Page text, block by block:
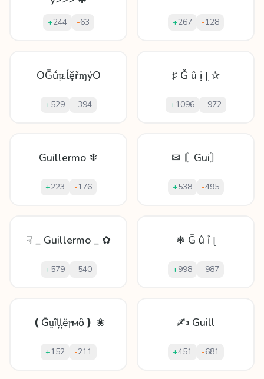
+244 -63 +267 -128
OḠṹᴉᴌĺḝřɱýO
+529 -394
♯ Ǧ û ị ɭ ✰
+1096 -972
Guillermo ❄
+223 -176
✉ 〘Gui〙
+538 -495
☟ _ Guillermo _ ✿
+579 -540
❄ Ḡ û ỉ ɭ
+998 -987
❪Ḡṷîļļĕɼмȏ❫ ❀
+152 -211
✍ Guill
+451 -681